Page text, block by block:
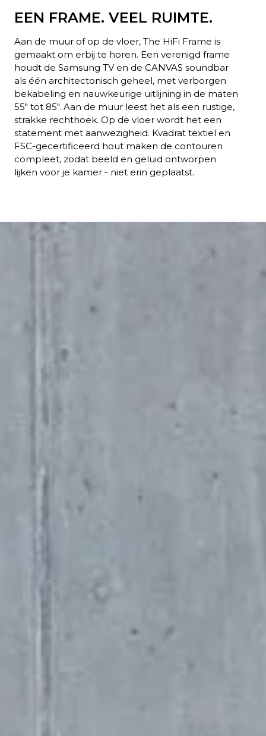
EEN FRAME. VEEL RUIMTE.
Aan de muur of op de vloer, The HiFi Frame is
gemaakt om erbij te horen. Een verenigd frame
houdt de Samsung TV en de CANVAS soundbar
als één architectonisch geheel, met verborgen
bekabeling en nauwkeurige uitlijning in de maten
55" tot 85". Aan de muur leest het als een rustige,
strakke rechthoek. Op de vloer wordt het een
statement met aanwezigheid. Kvadrat textiel en
FSC-gecertificeerd hout maken de contouren
compleet, zodat beeld en geluid ontworpen
lijken voor je kamer - niet erin geplaatst.